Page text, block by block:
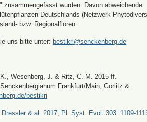
wurden. Davon abweichende
Deutschlands (Netzwerk
bzw. Regionalfloren.
uns bitte unter: bestikri@senckenberg.de
Wesenberg, J. & Ritz, C. M. 2015 ff.
Frankfurt/Main, Görlitz &
bestikri
Dressler & al. 2017, Pl. Syst. Evol. 303: 1109-